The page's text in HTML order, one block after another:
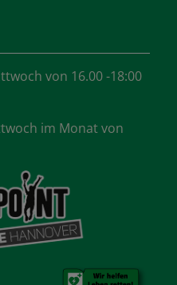
von 16.00 -18:00
im Monat von